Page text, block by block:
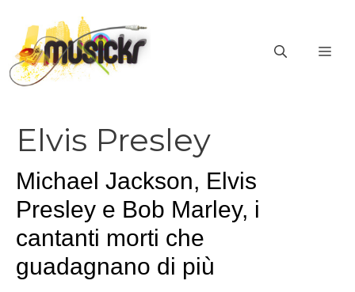
contenuto
Elvis Presley
Michael Jackson, Elvis
Presley e Bob Marley, i
cantanti morti che
guadagnano di più